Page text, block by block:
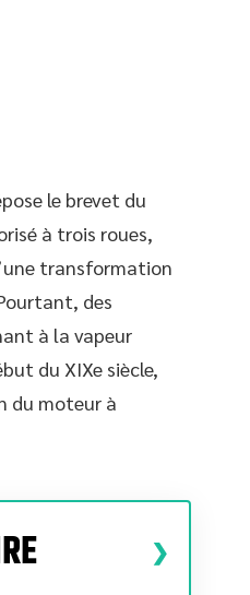
le brevet du
à trois roues,
transformation
des
à la vapeur
du XIXe siècle,
du moteur à